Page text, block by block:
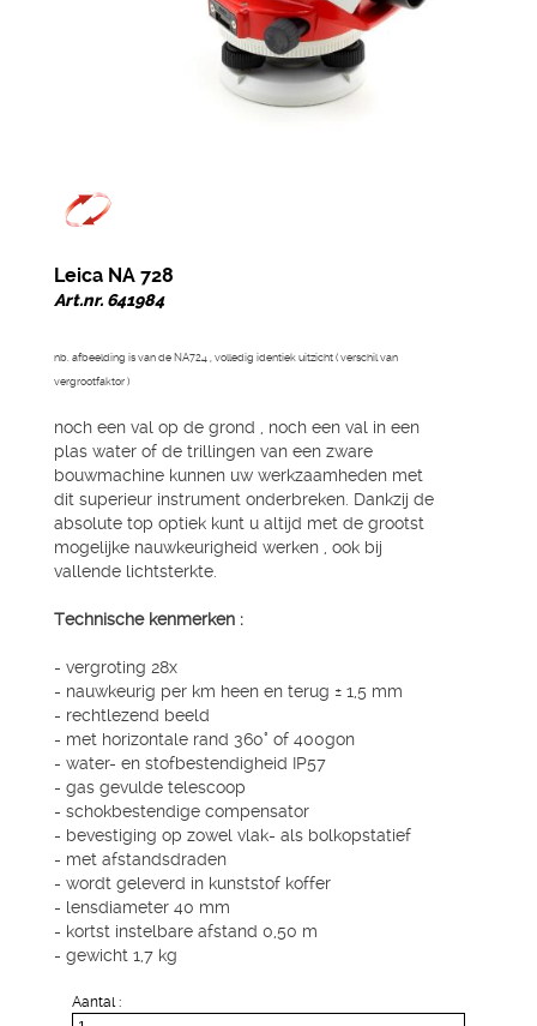
Leica NA 728
Art.nr. 641984
nb. afbeelding is van de NA724 , volledig identiek uitzicht ( verschil van
vergrootfaktor )
noch een val op de grond , noch een val in een
plas water of de trillingen van een zware
bouwmachine kunnen uw werkzaamheden met
dit superieur instrument onderbreken. Dankzij de
absolute top optiek kunt u altijd met de grootst
mogelijke nauwkeurigheid werken , ook bij
vallende lichtsterkte.
Technische kenmerken :
- vergroting 28x
- nauwkeurig per km heen en terug ± 1,5 mm
- rechtlezend beeld
- met horizontale rand 360° of 400gon
- water- en stofbestendigheid IP57
- gas gevulde telescoop
- schokbestendige compensator
- bevestiging op zowel vlak- als bolkopstatief
- met afstandsdraden
- wordt geleverd in kunststof koffer
- lensdiameter 40 mm
- kortst instelbare afstand 0,50 m
- gewicht 1,7 kg
Aantal :